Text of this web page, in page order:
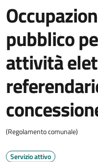
pubblico
attività
(Regolamento comunale)
Servizio attivo